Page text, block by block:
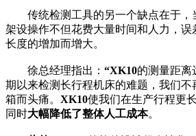
传统检测工具的另一个缺点在于，
架设操作不但花费大量时间和人力，误
长度的增加而增大。
徐总经理指出： “XK10的测量距离
期以来检测长行程机床的难题，我们
箱而头痛。 XK10使我们在生产行程更
同时大幅降低了整体人工成本。